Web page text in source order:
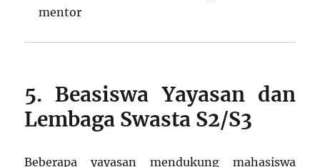
mentor
5. Beasiswa Yayasan dan
Lembaga Swasta S2/S3
Beberapa yayasan mendukung mahasiswa